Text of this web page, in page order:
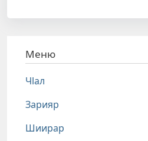
Меню
Чlал
Зарияр
Шиирар